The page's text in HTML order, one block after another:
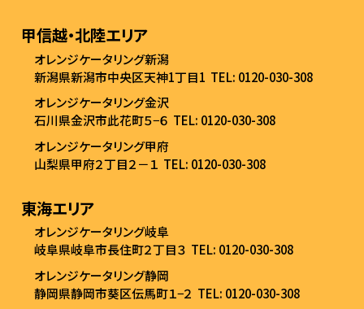
甲信越・北陸エリア
オレンジケータリング新潟
新潟県新潟市中央区天神1丁目1 TEL: 0120-030-308
オレンジケータリング金沢
石川県金沢市此花町５−６ TEL: 0120-030-308
オレンジケータリング甲府
山梨県甲府２丁目２－１ TEL: 0120-030-308
東海エリア
オレンジケータリング岐阜
岐阜県岐阜市長住町２丁目３ TEL: 0120-030-308
オレンジケータリング静岡
静岡県静岡市葵区伝馬町１−２ TEL: 0120-030-308